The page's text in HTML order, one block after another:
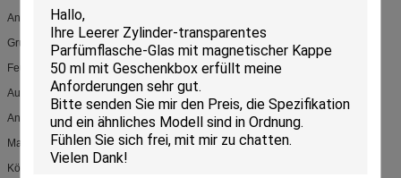
Anti-Alternprodukte
Grundlage sahnt
Feuchtigkeitscremes
Augenkonturnprodukte
Anti-Alternbehandlungen
Make-upentferner
Körperprodukte